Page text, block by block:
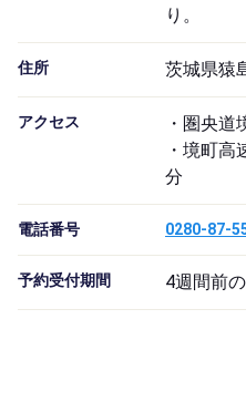
り。
住所 茨城県猿
アクセス
・圏央道
・境町高
分
電話番号 0280-87-
予約受付期間 4週間前